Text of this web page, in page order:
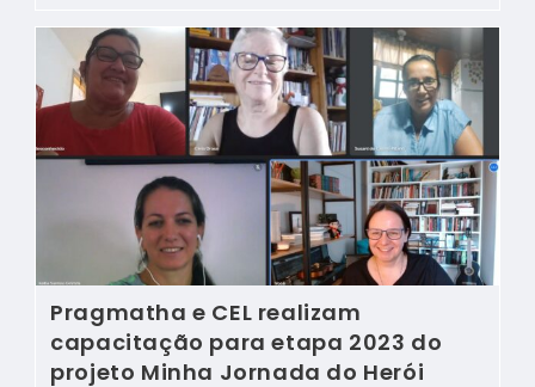
Pragmatha e CEL realizam
capacitação para etapa 2023 do
projeto Minha Jornada do Herói